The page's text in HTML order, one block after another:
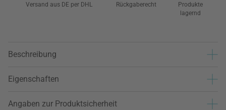
Versand aus DE per DHL
Rückgaberecht
Produkte
lagernd
Beschreibung
Eigenschaften
Angaben zur Produktsicherheit